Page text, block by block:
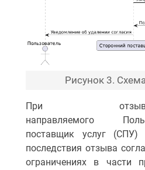
Рисунок 3.
При
направляемого
поставщик услуг (СПУ)
последствия отзыва
ограничениях в части